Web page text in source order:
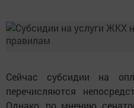
Сейчас субсидии на
перечисляются
Однако, по мнению